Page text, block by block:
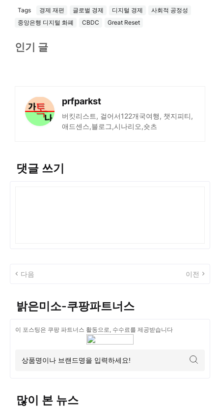
Tags 경제 재편 글로벌 경제 디지털 경제
사회적 공정성
중앙은행 디지털 화폐
CBDC Great Reset
인기 글
prfparkst
버킷리스트, 걸어서122개국여행, 챗지피티,
애드센스,블로그,시나리오,숏츠
댓글 쓰기
다음 이전
밝은미소-쿠팡파트너스
이 포스팅은 쿠팡 파트너스 활동으로, 수수료를 제공받습니다
많이 본 뉴스